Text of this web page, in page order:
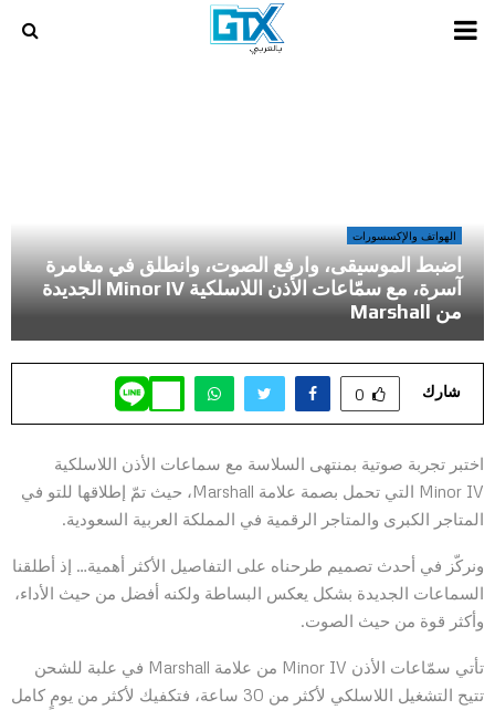
PRIMARY
الهواتف والإكسسورات
اضبط الموسيقى، وارفع الصوت، وانطلق في مغامرة
آسرة، مع سمّاعات الأذن اللاسلكية Minor IV الجديدة
من Marshall
شارك 0
اختبر تجربة صوتية بمنتهى السلاسة مع سماعات الأذن اللاسلكية
Minor IV التي تحمل بصمة علامة Marshall، حيث تمّ إطلاقها للتو في
المتاجر الكبرى والمتاجر الرقمية في المملكة العربية السعودية.
ونركّز في أحدث تصميم طرحناه على التفاصيل الأكثر أهمية… إذ أطلقنا
السماعات الجديدة بشكل يعكس البساطة ولكنه أفضل من حيث الأداء،
وأكثر قوة من حيث الصوت.
تأتي سمّاعات الأذن Minor IV من علامة Marshall في علبة للشحن
تتيح التشغيل اللاسلكي لأكثر من 30 ساعة، فتكفيك لأكثر من يومٍ كامل